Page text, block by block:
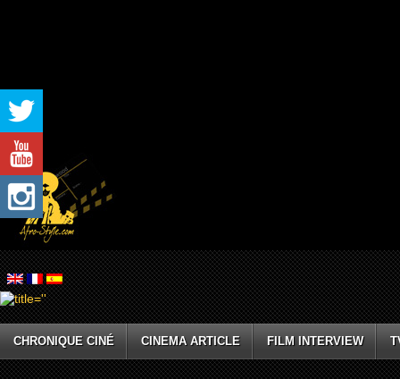
CHRONIQUE CINÉ CINEMA ARTICLE FILM INTERVIEW